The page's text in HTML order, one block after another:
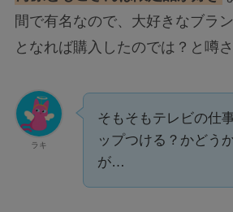
間で有名なので、大好きなブラ
となれば購入したのでは？と噂
ラキ
そもそもテレビの仕
ップつける？かどう
が…